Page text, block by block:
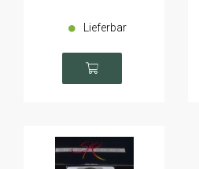
Lieferbar